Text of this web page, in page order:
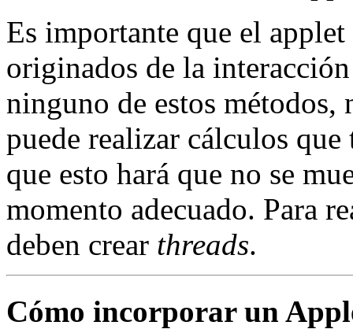
Es importante que el
originados de la
ninguno de estos métodos,
puede realizar cálculos
que esto hará que no se
momento adecuado. Para
deben crear threads.
Cómo incorporar un